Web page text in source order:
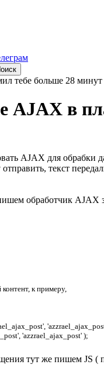
тебе больше 28
AJAX в
AJAX для
текст
обработчик AJAX
к примеру,
'azzrael_ajax_post' );
тут же пишем JS (